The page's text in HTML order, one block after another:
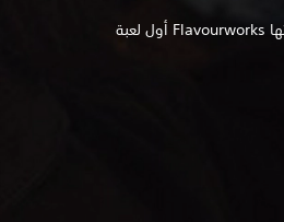
تعمق فيما يجعل لعبة التفاعل الأصلي التي طورتها Flavourworks أول لعبة